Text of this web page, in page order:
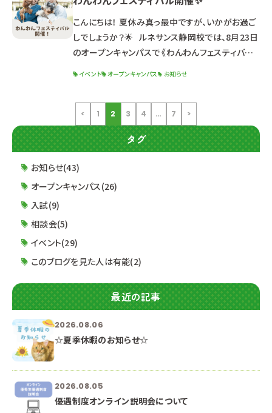
生）について 出願資格・特典・試験日程 選考までの
流れ 求める人材像 面接試験について 筆記試験に
ついて 小論文試験について &n
こんにちは！ 夏休み真っ最中ですが、いかがお過ご
しでしょうか？🌟 ルネサンス静岡校では、8月23日
のオープンキャンパスで 《わんわんフェスティバル》
☑犬好きな高校生＆社会人の方 ☑進路検討中の
高校3年生＆社会人の方 ☑オープンキャンパスに参
加してみたい2年生 【
イベント オープンキャンパス お知らせ
< 1 2 3 4 … 7 >
タグ
お知らせ(43)
オープンキャンパス(26)
入試(9)
相談会(5)
イベント(29)
このブログを見た人は有能(2)
最近の記事
2026.08.06
☆夏季休暇のお知らせ☆
2026.08.05
優遇制度オンライン説明会について